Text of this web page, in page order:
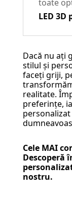
toate
LED 3D
Dacă nu ați
stilul și
faceți griji,
realitate.
preferințe,
Cele MAI
Descoperă
nostru.